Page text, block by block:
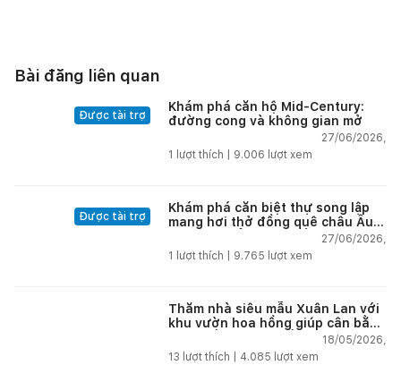
Bài đăng liên quan
Được tài trợ
Khám phá căn hộ Mid-Century:
đường cong và không gian mở
27/06/2026,
1
lượt thích | 9.006 lượt xem
Được tài trợ
Khám phá căn biệt thự song lập
mang hơi thở đồng quê châu Âu
tại vùng biển đẹp nhất Nha Trang
27/06/2026,
1
lượt thích | 9.765 lượt xem
Thăm nhà siêu mẫu Xuân Lan với
khu vườn hoa hồng giúp cân bằng
18/05/2026,
13 lượt thích | 4.085 lượt xem